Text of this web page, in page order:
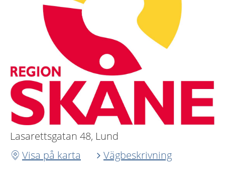
Lasarettsgatan 48, Lund
Visa på karta
Vägbeskrivning